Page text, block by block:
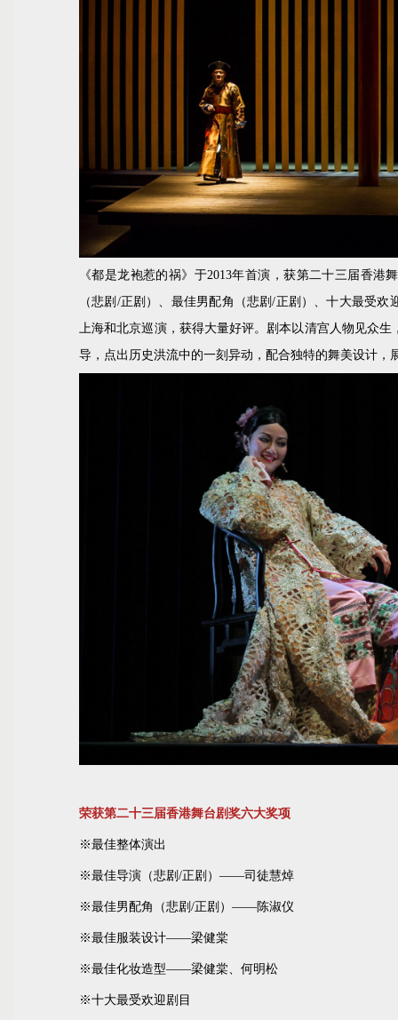
《都是龙袍惹的祸》于2013年首演，获第二十三届香
（悲剧/正剧）、最佳男配角（悲剧/正剧）、十大最受
上海和北京巡演，获得大量好评。剧本以清宫人物见众
导，点出历史洪流中的一刻异动，配合独特的舞美设计，
荣获第二十三届香港舞台剧奖六大奖项
※最佳整体演出
※最佳导演（悲剧/正剧）——司徒慧焯
※最佳男配角（悲剧/正剧）——陈淑仪
※最佳服装设计——梁健棠
※最佳化妆造型——梁健棠、何明松
※十大最受欢迎剧目